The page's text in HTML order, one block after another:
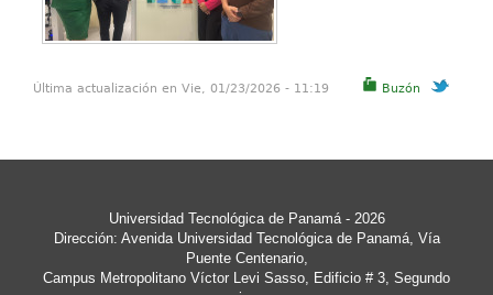
Buzón
Última actualización en Vie, 01/23/2026 - 11:19
Universidad Tecnológica de Panamá- 2026
Dirección: Avenida Universidad Tecnológica de Panamá, Vía
Puente Centenario,
Campus Metropolitano Víctor Levi Sasso, Edificio # 3, Segundo